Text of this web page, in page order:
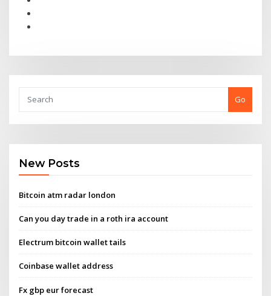
Go
New Posts
Bitcoin atm radar london
Can you day trade in a roth ira account
Electrum bitcoin wallet tails
Coinbase wallet address
Fx gbp eur forecast